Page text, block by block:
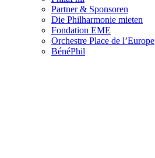
Partner & Sponsoren
Die Philharmonie mieten
Fondation EME
Orchestre Place de l’Europe
BénéPhil